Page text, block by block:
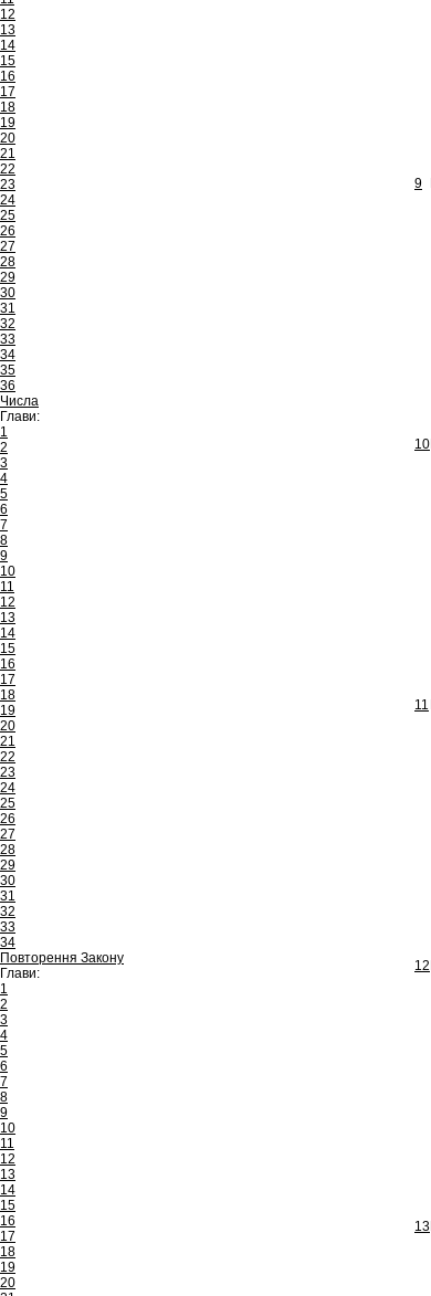
12
13
14
15
16
17
18
19
20
21
22
23
24
25
26
27
28
29
30
31
32
33
34
35
36
Числа
Глави:
1
2
3
4
5
6
7
8
9
10
11
12
13
14
15
16
17
18
19
20
21
22
23
24
25
26
27
28
29
30
31
32
33
34
Повторення Закону
Глави:
1
2
3
4
5
6
7
8
9
10
11
12
13
14
15
16
17
18
19
20
9
10
11
12
13